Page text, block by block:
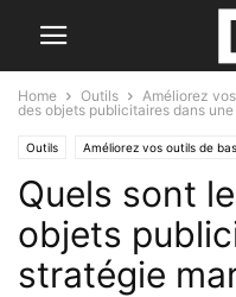
Home Outils Améliorez
des objets publicitaires dans
Outils Améliorez vos outils de
Le B.A. BA de la communication
Quels sont
objets
stratégie